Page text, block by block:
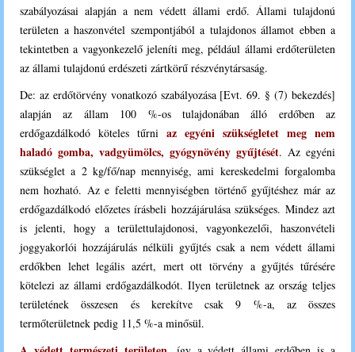
szabályozásai alapján a nem védett állami erdő. Állami tulajdonú
területen a haszonvétel szempontjából a tulajdonos államot ebben a
tekintetben a vagyonkezelő jeleníti meg, például állami erdőterületen
az állami tulajdonú erdészeti zártkörű részvénytársaság.
De: az erdőtörvény vonatkozó szabályozása [Evt. 69. § (7) bekezdés]
alapján az állam 100 %-os tulajdonában álló erdőben az
erdőgazdálkodó köteles tűrni az egyéni szükségletet meg nem
haladó gomba, vadgyümölcs, gyógynövény gyűjtését. Az egyéni
szükséglet a 2 kg/fő/nap mennyiség, ami kereskedelmi forgalomba
nem hozható. Az e feletti mennyiségben történő gyűjtéshez már az
erdőgazdálkodó előzetes írásbeli hozzájárulása szükséges. Mindez azt
is jelenti, hogy a területtulajdonosi, vagyonkezelői, haszonvételi
joggyakorlói hozzájárulás nélküli gyűjtés csak a nem védett állami
erdőkben lehet legális azért, mert ott törvény a gyűjtés tűrésére
kötelezi az állami erdőgazdálkodót. Ilyen területnek az ország teljes
területének összesen és kerekítve csak 9 %-a, az összes
termőterületnek pedig 11,5 %-a minősül.